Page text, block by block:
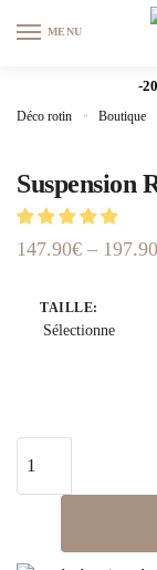
MENU
-
Déco rotin » Boutique
Suspension
147.90€ – 197.90
TAILLE:
Sélectionne